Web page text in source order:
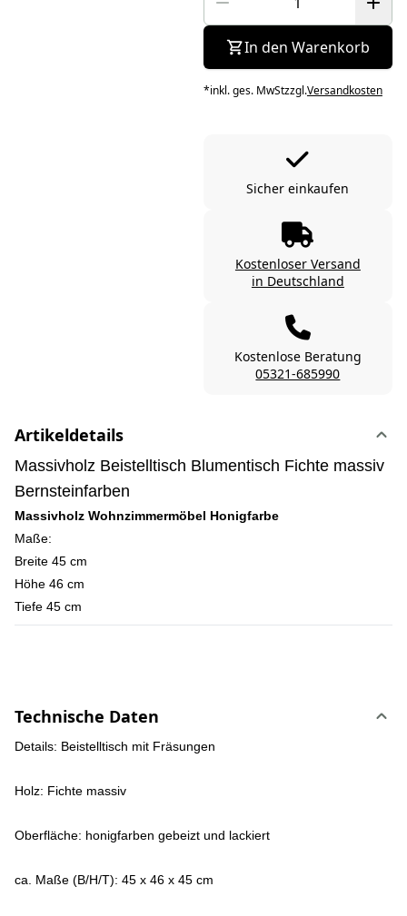
In den Warenkorb
*inkl. ges. MwStzzgl.Versandkosten
Sicher einkaufen
Kostenloser Versand
in Deutschland
Kostenlose Beratung
05321-685990
Artikeldetails
Massivholz Beistelltisch Blumentisch Fichte massiv
Bernsteinfarben
Massivholz Wohnzimmermöbel Honigfarbe
Maße:
Breite 45 cm
Höhe 46 cm
Tiefe 45 cm
Technische Daten
Details: Beistelltisch mit Fräsungen
Holz: Fichte massiv
Oberfläche: honigfarben gebeizt und lackiert
ca. Maße (B/H/T): 45 x 46 x 45 cm